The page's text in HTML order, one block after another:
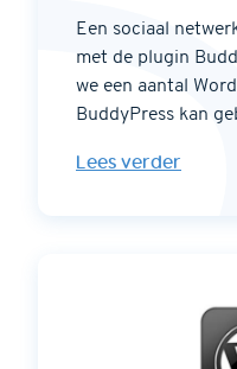
Een sociaal
met de plugin
we een aantal
BuddyPress kan
Lees verder